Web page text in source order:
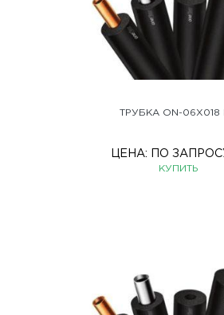
ТРУБКА ON-06X018
ЦЕНА: ПО
КУПИТЬ